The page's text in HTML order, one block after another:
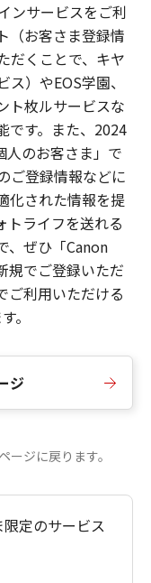
ンサービスをご利
（お客さま登録情
だくことで、キヤ
）やEOS学園、
ト枚ルサービスな
です。また、2024
人のお客さま」で
ご登録情報などに
化された情報を提
トライフを送れる
、ぜひ「Canon
規でご登録いただ
ご利用いただける
。
ジ
ジに戻ります。
定のサービス